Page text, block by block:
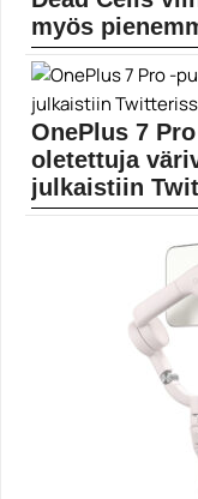
myös
Aiemmin PC:lle,
Dead Cells
OnePlus 7
oletettuja
julkaistiin
Ishan Agarwal -niminen